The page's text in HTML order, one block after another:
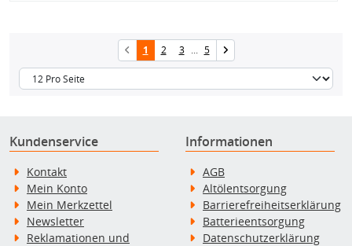
1 2 3 ... 5
Kundenservice
Kontakt
Mein Konto
Mein Merkzettel
Newsletter
Reklamationen und
Informationen
AGB
Altölentsorgung
Barrierefreiheitserklärung
Batterieentsorgung
Datenschutzerklärung